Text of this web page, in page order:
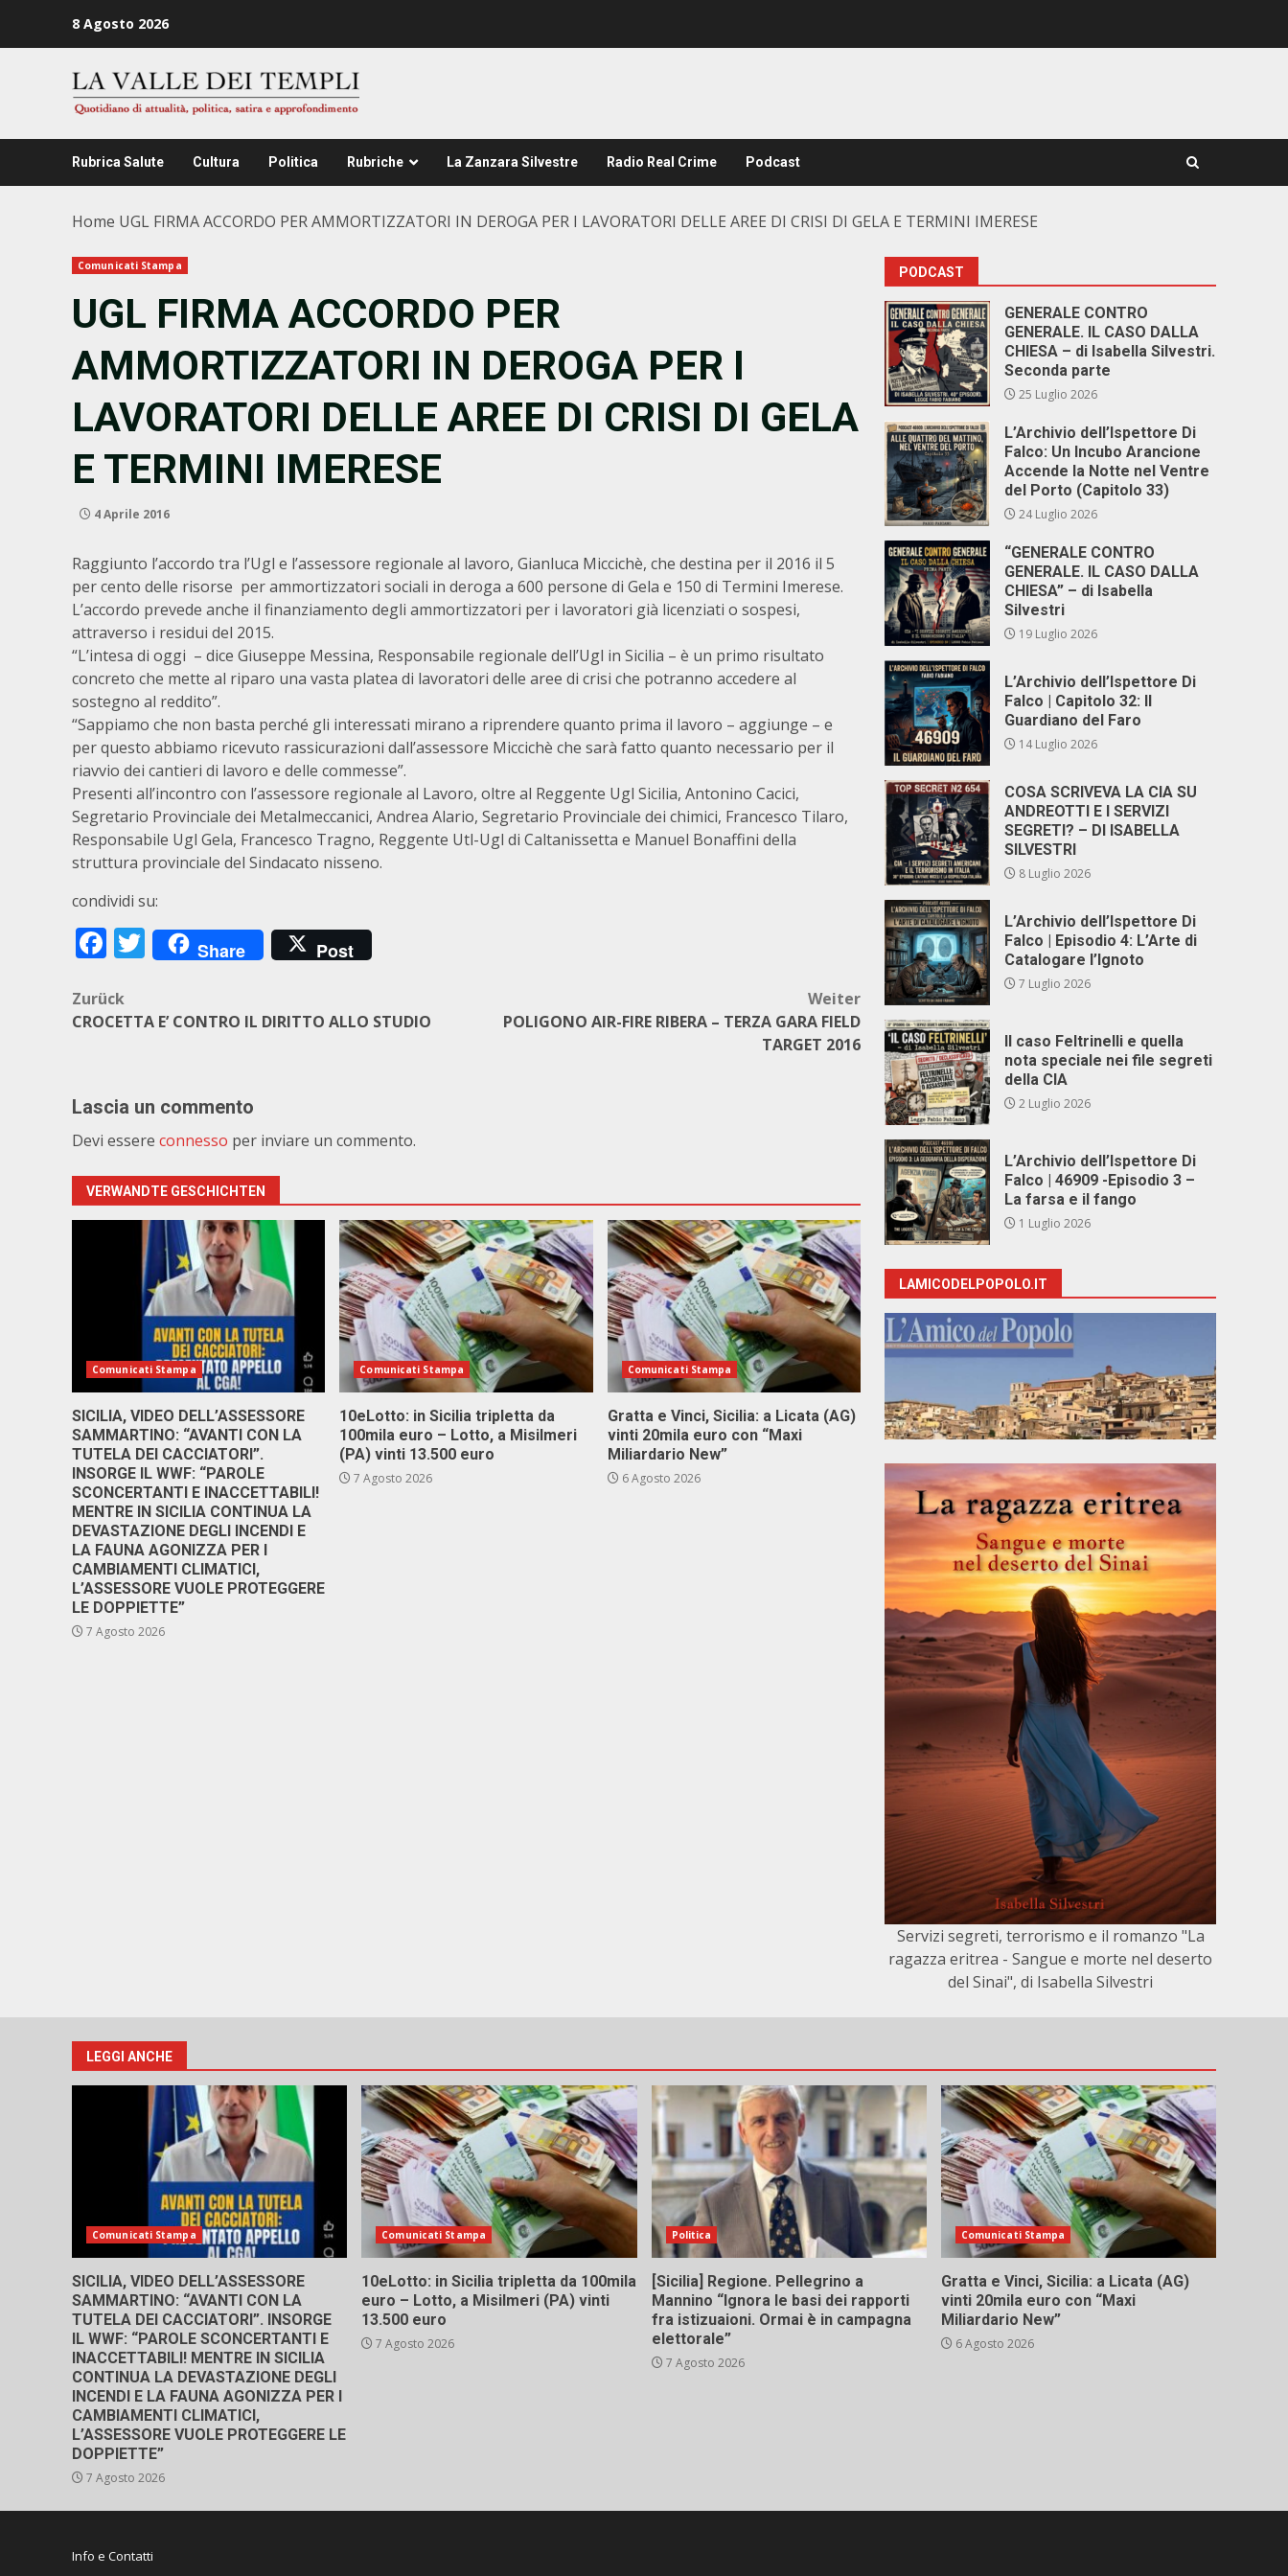
8 Agosto 2026
Rubrica Salute Cultura Politica Rubriche La Zanzara Silvestre Radio Real Crime Podcast
Home UGL FIRMA ACCORDO PER AMMORTIZZATORI IN DEROGA PER I LAVORATORI DELLE AREE DI CRISI DI GELA E TERMINI IMERESE
Comunicati Stampa
UGL FIRMA ACCORDO PER
AMMORTIZZATORI IN DEROGA PER I
LAVORATORI DELLE AREE DI CRISI DI GELA
E TERMINI IMERESE
4 Aprile 2016
Raggiunto l’accordo tra l’Ugl e l’assessore regionale al lavoro, Gianluca Miccichè, che destina per il 2016 il 5
per cento delle risorse per ammortizzatori sociali in deroga a 600 persone di Gela e 150 di Termini Imerese.
L’accordo prevede anche il finanziamento degli ammortizzatori per i lavoratori già licenziati o sospesi,
attraverso i residui del 2015.
“L’intesa di oggi – dice Giuseppe Messina, Responsabile regionale dell’Ugl in Sicilia – è un primo risultato
concreto che mette al riparo una vasta platea di lavoratori delle aree di crisi che potranno accedere al
sostegno al reddito”.
“Sappiamo che non basta perché gli interessati mirano a riprendere quanto prima il lavoro – aggiunge – e
per questo abbiamo ricevuto rassicurazioni dall’assessore Miccichè che sarà fatto quanto necessario per il
riavvio dei cantieri di lavoro e delle commesse”.
Presenti all’incontro con l’assessore regionale al Lavoro, oltre al Reggente Ugl Sicilia, Antonino Cacici,
Segretario Provinciale dei Metalmeccanici, Andrea Alario, Segretario Provinciale dei chimici, Francesco Tilaro,
Responsabile Ugl Gela, Francesco Tragno, Reggente Utl-Ugl di Caltanissetta e Manuel Bonaffini della
struttura provinciale del Sindacato nisseno.
condividi su:
Facebook
Twitter
Share Post
Beitragsnavigation
Zurück
CROCETTA E’ CONTRO IL DIRITTO ALLO STUDIO
Weiter
POLIGONO AIR-FIRE RIBERA – TERZA GARA FIELD
TARGET 2016
Lascia un commento
Devi essere connesso per inviare un commento.
VERWANDTE GESCHICHTEN
Comunicati Stampa
SICILIA, VIDEO DELL’ASSESSORE
SAMMARTINO: “AVANTI CON LA
TUTELA DEI CACCIATORI”.
INSORGE IL WWF: “PAROLE
SCONCERTANTI E INACCETTABILI!
MENTRE IN SICILIA CONTINUA LA
DEVASTAZIONE DEGLI INCENDI E
LA FAUNA AGONIZZA PER I
CAMBIAMENTI CLIMATICI,
L’ASSESSORE VUOLE PROTEGGERE
LE DOPPIETTE”
7 Agosto 2026
Comunicati Stampa
10eLotto: in Sicilia tripletta da
100mila euro – Lotto, a Misilmeri
(PA) vinti 13.500 euro
7 Agosto 2026
Comunicati Stampa
Gratta e Vinci, Sicilia: a Licata (AG)
vinti 20mila euro con “Maxi
Miliardario New”
6 Agosto 2026
PODCAST
GENERALE CONTRO
GENERALE. IL CASO DALLA
CHIESA – di Isabella Silvestri.
Seconda parte
25 Luglio 2026
L’Archivio dell’Ispettore Di
Falco: Un Incubo Arancione
Accende la Notte nel Ventre
del Porto (Capitolo 33)
24 Luglio 2026
“GENERALE CONTRO
GENERALE. IL CASO DALLA
CHIESA” – di Isabella
Silvestri
19 Luglio 2026
L’Archivio dell’Ispettore Di
Falco | Capitolo 32: Il
Guardiano del Faro
14 Luglio 2026
COSA SCRIVEVA LA CIA SU
ANDREOTTI E I SERVIZI
SEGRETI? – DI ISABELLA
SILVESTRI
8 Luglio 2026
L’Archivio dell’Ispettore Di
Falco | Episodio 4: L’Arte di
Catalogare l’Ignoto
7 Luglio 2026
Il caso Feltrinelli e quella
nota speciale nei file segreti
della CIA
2 Luglio 2026
L’Archivio dell’Ispettore Di
Falco | 46909 -Episodio 3 –
La farsa e il fango
1 Luglio 2026
LAMICODELPOPOLO.IT
Servizi segreti, terrorismo e il romanzo "La
ragazza eritrea - Sangue e morte nel deserto
del Sinai", di Isabella Silvestri
LEGGI ANCHE
Comunicati Stampa
SICILIA, VIDEO DELL’ASSESSORE
SAMMARTINO: “AVANTI CON LA
TUTELA DEI CACCIATORI”. INSORGE
IL WWF: “PAROLE SCONCERTANTI E
INACCETTABILI! MENTRE IN SICILIA
CONTINUA LA DEVASTAZIONE DEGLI
INCENDI E LA FAUNA AGONIZZA PER I
CAMBIAMENTI CLIMATICI,
L’ASSESSORE VUOLE PROTEGGERE LE
DOPPIETTE”
7 Agosto 2026
Comunicati Stampa
10eLotto: in Sicilia tripletta da 100mila
euro – Lotto, a Misilmeri (PA) vinti
13.500 euro
7 Agosto 2026
Politica
[Sicilia] Regione. Pellegrino a
Mannino “Ignora le basi dei rapporti
fra istizuaioni. Ormai è in campagna
elettorale”
7 Agosto 2026
Comunicati Stampa
Gratta e Vinci, Sicilia: a Licata (AG)
vinti 20mila euro con “Maxi
Miliardario New”
6 Agosto 2026
Info e Contatti